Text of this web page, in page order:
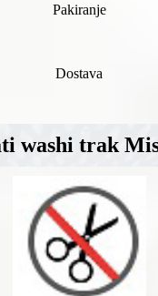
Pakiranje
Dostava
washi trak